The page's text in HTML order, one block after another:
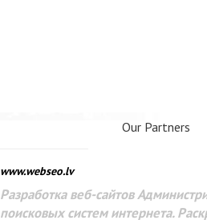
Our Partners
www.webseo.lv
Разработка веб-сайтов
поисковых систем интернета.